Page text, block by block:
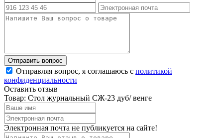
Отправляя вопрос, я соглашаюсь с политикой
конфиденциальности
Оставить отзыв
Товар: Стол журнальный СЖ-23 дуб/ венге
Электронная почта не публикуется на сайте!